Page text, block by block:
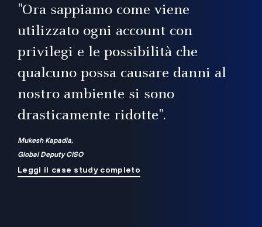
"Ora sappiamo come viene
utilizzato ogni account con
privilegi e le possibilità che
qualcuno possa causare danni al
nostro ambiente si sono
drasticamente ridotte".
Mukesh Kapadia,
Global Deputy CISO
Leggi il case study completo